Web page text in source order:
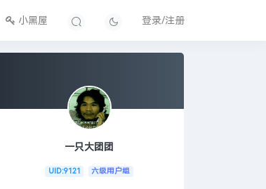
小黑屋 登录/注册
一只大团团
UID:9121 六级用户组